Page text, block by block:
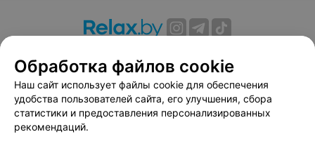
Вакансии
Публичный договор
Способы оплаты
Публичный договор по использованию сервиса
«Афиша»
Пользовательское соглашение
Обработка файлов cookie
Наш сайт использует файлы cookie для обеспечения
удобства пользователей сайта, его улучшения, сбора
статистики и предоставления персонализированных
рекомендаций.